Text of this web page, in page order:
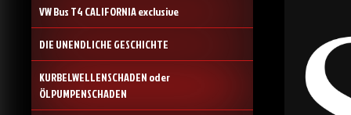
VW Bus T4 CALIFORNIA exclusive
DIE UNENDLICHE GESCHICHTE
KURBELWELLENSCHADEN oder
ÖLPUMPENSCHADEN